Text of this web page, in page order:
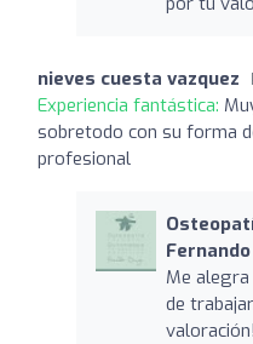
nieves cuesta vazquez
Experiencia fantástica:
sobretodo con su forma
profesional
Me
de
valoración!